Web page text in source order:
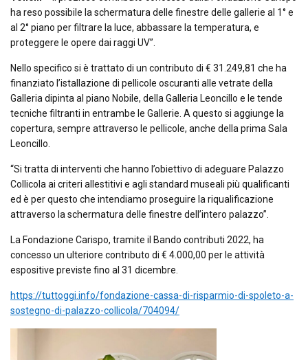
ha reso possibile la schermatura delle finestre delle gallerie al 1° e
al 2° piano per filtrare la luce, abbassare la temperatura, e
proteggere le opere dai raggi UV”.
Nello specifico si è trattato di un contributo di € 31.249,81 che ha
finanziato l’istallazione di pellicole oscuranti alle vetrate della
Galleria dipinta al piano Nobile, della Galleria Leoncillo e le tende
tecniche filtranti in entrambe le Gallerie. A questo si aggiunge la
copertura, sempre attraverso le pellicole, anche della prima Sala
Leoncillo.
“Si tratta di interventi che hanno l’obiettivo di adeguare Palazzo
Collicola ai criteri allestitivi e agli standard museali più qualificanti
ed è per questo che intendiamo proseguire la riqualificazione
attraverso la schermatura delle finestre dell’intero palazzo”.
La Fondazione Carispo, tramite il Bando contributi 2022, ha
concesso un ulteriore contributo di € 4.000,00 per le attività
espositive previste fino al 31 dicembre.​
https://tuttoggi.info/fondazione-cassa-di-risparmio-di-spoleto-a-
sostegno-di-palazzo-collicola/704094/